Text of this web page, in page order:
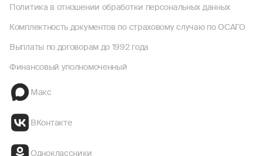
Политика в отношении обработки персональных данных
Комплектность документов по страховому случаю по ОСАГО
Выплаты по договорам до 1992 года
Финансовый уполномоченный
Макс
ВКонтакте
Одноклассники